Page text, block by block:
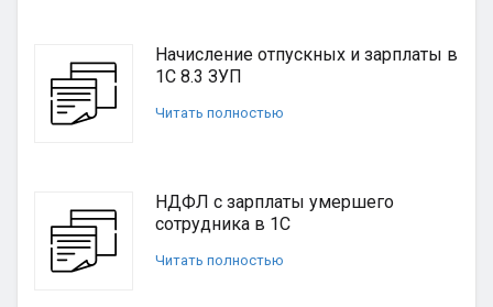
Начисление отпускных и зарплаты в
1С 8.3 ЗУП
Читать полностью
НДФЛ с зарплаты умершего
сотрудника в 1С
Читать полностью